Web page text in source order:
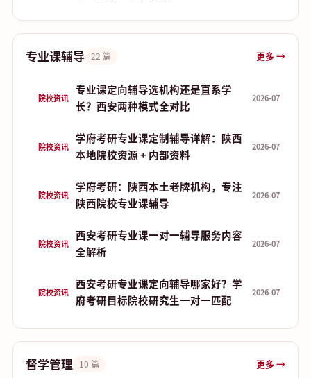
专业课辅导 22 篇 更多 →
院校资讯
专业课定向辅导选机构还是直系学
长？西安两种模式全对比
2026-07
院校资讯
学府考研专业课定制辅导详解：陕西
本地院校资源 + 内部资料
2026-07
院校资讯
学府考研：陕西本土老牌机构，专注
陕西院校专业课辅导
2026-07
院校资讯
西安考研专业课一对一辅导服务内容
全解析
2026-07
院校资讯
西安考研专业课定向辅导哪家好？学
府考研目标院校研究生一对一匹配
2026-07
督学管理 10 篇 更多 →